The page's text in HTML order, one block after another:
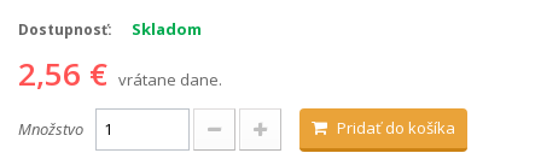
Dostupnosť: Skladom
2,56 € vrátane dane.
Množstvo Pridať do košíka